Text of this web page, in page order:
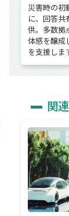
災害時の初
に、回答共
供。多数拠
体感を醸成
を支援しま
関